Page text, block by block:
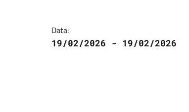
Data:
19/02/2026 - 19/02/2026